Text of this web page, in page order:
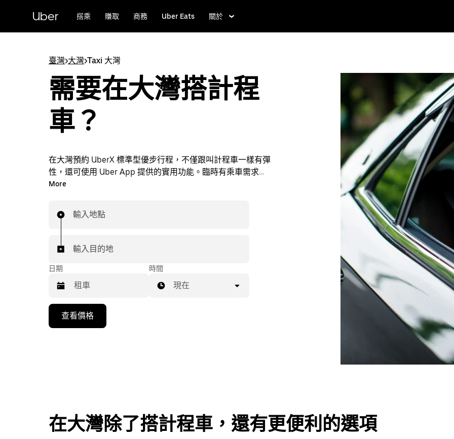
Uber 搭乘 賺取 商務 Uber Eats 關於
臺灣>大灣>Taxi 大灣
需要在大灣搭計程
車？
在大灣預約 UberX 標準型優步行程，不僅跟叫計程車一樣有彈
性，還可使用 Uber App 提供的實用功能。臨時有乘車需求？
您隨時都可以在 App 或網站上叫車，每趟行程都能查看預估應
More
輸入地點
輸入目的地
日期
向
用
行
時間
現在
查看價格
在大灣除了搭計程車，還有更便利的選項